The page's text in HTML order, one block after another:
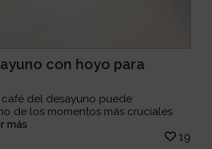
con hoyo para
del desayuno puede
de los momentos más cruciales
más
19